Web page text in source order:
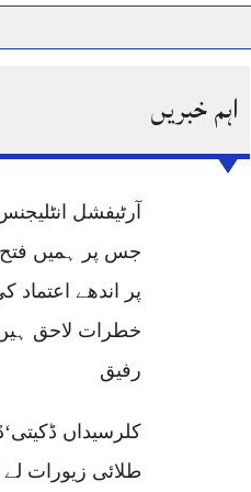
پر قربان
پریس کانفرنس
اہم خبریں
آرٹیفشل
پر اندھے
خطرات لاحق
رفیق
طلائی زیورات لے